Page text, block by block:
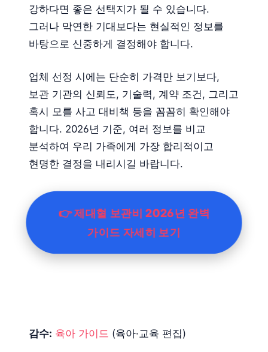
강하다면 좋은 선택지가 될 수 있습니다.
그러나 막연한 기대보다는 현실적인 정보를
바탕으로 신중하게 결정해야 합니다.
업체 선정 시에는 단순히 가격만 보기보다,
보관 기관의 신뢰도, 기술력, 계약 조건, 그리고
혹시 모를 사고 대비책 등을 꼼꼼히 확인해야
합니다. 2026년 기준, 여러 정보를 비교
분석하여 우리 가족에게 가장 합리적이고
현명한 결정을 내리시길 바랍니다.
👉 제대혈 보관비 2026년 완벽
가이드 자세히 보기
감수: 육아 가이드 (육아·교육 편집)